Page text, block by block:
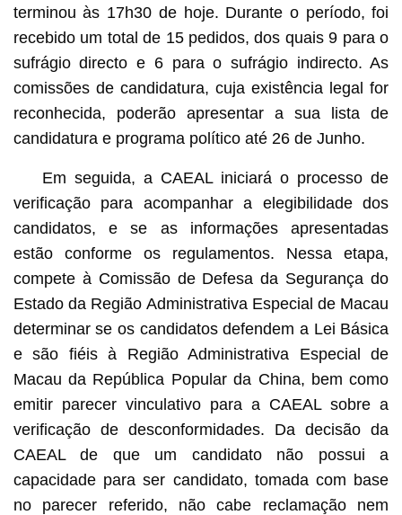
terminou às 17h30 de hoje. Durante o período, foi
recebido um total de 15 pedidos, dos quais 9 para o
sufrágio directo e 6 para o sufrágio indirecto. As
comissões de candidatura, cuja existência legal for
reconhecida, poderão apresentar a sua lista de
candidatura e programa político até 26 de Junho.
Em seguida, a CAEAL iniciará o processo de
verificação para acompanhar a elegibilidade dos
candidatos, e se as informações apresentadas
estão conforme os regulamentos. Nessa etapa,
compete à Comissão de Defesa da Segurança do
Estado da Região Administrativa Especial de Macau
determinar se os candidatos defendem a Lei Básica
e são fiéis à Região Administrativa Especial de
Macau da República Popular da China, bem como
emitir parecer vinculativo para a CAEAL sobre a
verificação de desconformidades. Da decisão da
CAEAL de que um candidato não possui a
capacidade para ser candidato, tomada com base
no parecer referido, não cabe reclamação nem